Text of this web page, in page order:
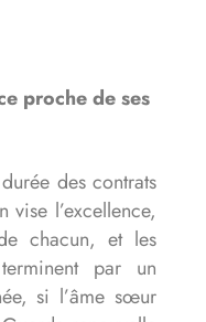
proche de ses
des contrats
l’excellence,
chacun, et les
par un
si l’âme sœur